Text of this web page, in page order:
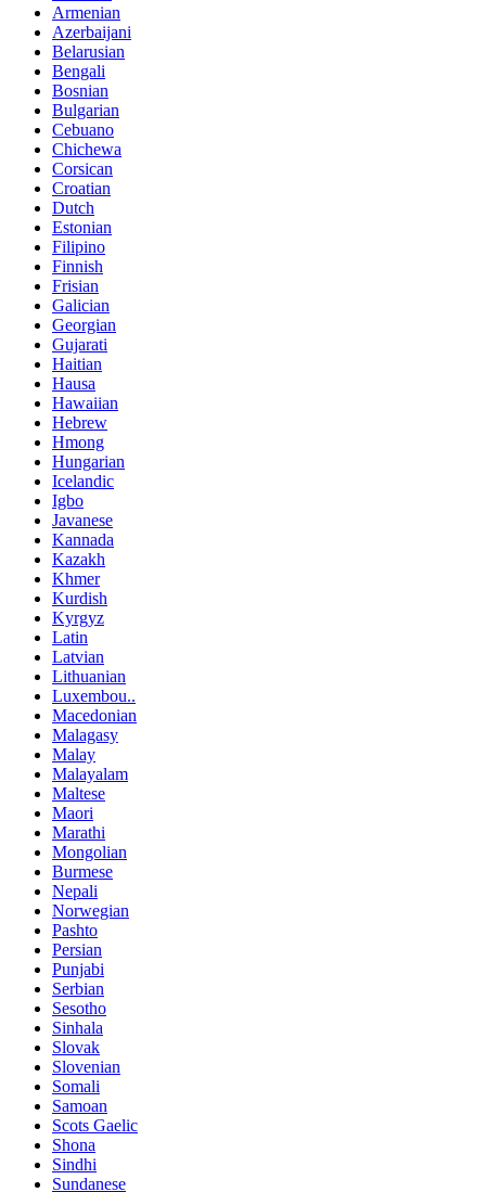
Armenian
Azerbaijani
Belarusian
Bengali
Bosnian
Bulgarian
Cebuano
Chichewa
Corsican
Croatian
Dutch
Estonian
Filipino
Finnish
Frisian
Galician
Georgian
Gujarati
Haitian
Hausa
Hawaiian
Hebrew
Hmong
Hungarian
Icelandic
Igbo
Javanese
Kannada
Kazakh
Khmer
Kurdish
Kyrgyz
Latin
Latvian
Lithuanian
Luxembou..
Macedonian
Malagasy
Malay
Malayalam
Maltese
Maori
Marathi
Mongolian
Burmese
Nepali
Norwegian
Pashto
Persian
Punjabi
Serbian
Sesotho
Sinhala
Slovak
Slovenian
Somali
Samoan
Scots Gaelic
Shona
Sindhi
Sundanese